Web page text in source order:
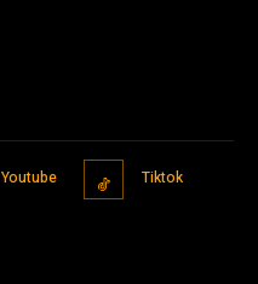
Youtube Tiktok